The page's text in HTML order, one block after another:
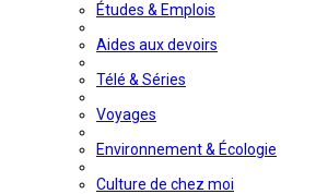
Études & Emplois
Aides aux devoirs
Télé & Séries
Voyages
Environnement & Écologie
Culture de chez moi